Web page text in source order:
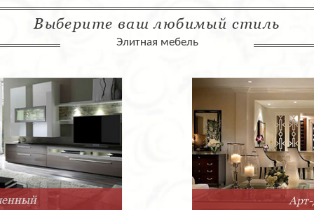
Выберите ваш любимый стиль
Элитная мебель